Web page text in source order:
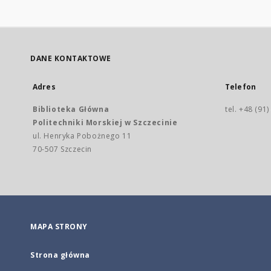
DANE KONTAKTOWE
Adres
Biblioteka Główna
Politechniki Morskiej w Szczecinie
ul. Henryka Pobożnego 11
70-507 Szczecin
Telefon
tel. +48
MAPA STRONY
Strona główna